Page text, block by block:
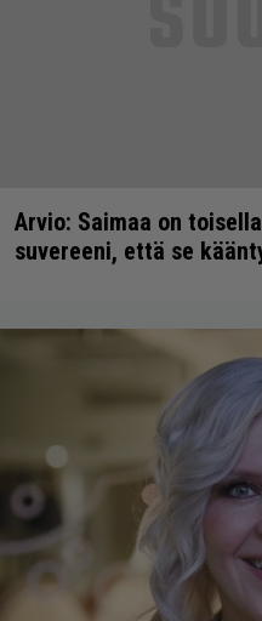
Arvio: Saimaa on
suvereeni, että se